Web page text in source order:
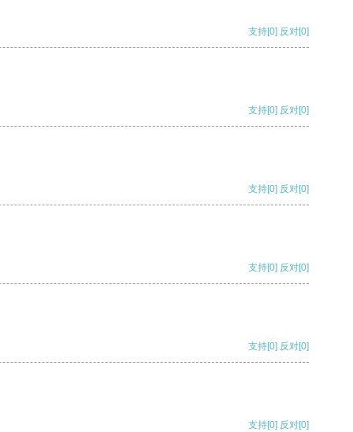
支持[0] 反对[0]
支持[0] 反对[0]
支持[0] 反对[0]
支持[0] 反对[0]
支持[0] 反对[0]
支持[0] 反对[0]